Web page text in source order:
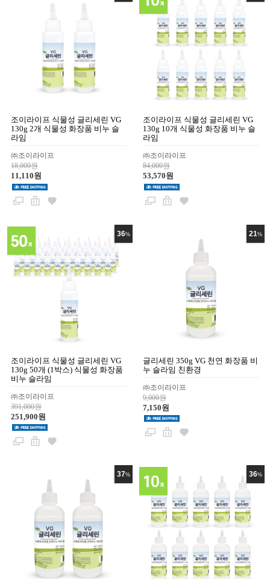
조이라이프 식물성 글리세린 VG
130g 2개 식물성 화장품 비누 슬
라임
㈜조이라이프
18,000원
11,110원
조이라이프 식물성 글리세린 VG
130g 10개 식물성 화장품 비누 슬
라임
㈜조이라이프
84,000원
53,570원
36%
조이라이프 식물성 글리세린 VG
130g 50개 (1박스) 식물성 화장품
비누 슬라임
㈜조이라이프
391,000원
251,900원
21%
글리세린 350g VG 천연 화장품 비
누 슬라임 친환경
㈜조이라이프
9,000원
7,150원
37% 36%